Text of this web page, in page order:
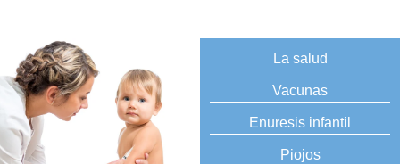
La salud
Vacunas
Enuresis infantil
Piojos